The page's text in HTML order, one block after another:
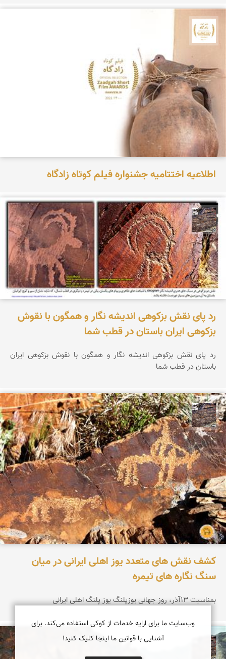
اطلاعیه اختتامیه جشنواره فیلم کوتاه زادگاه
محمد ناصری فرد
رد پای نقش بزکوهی اندیشه نگار و همگون با نقوش
بزکوهی ایران باستان در قطب شما
رد پای نقش بزکوهی اندیشه نگار و همگون با نقوش بزکوهی ایران
باستان در قطب شما
محمد ناصری فرد
کشف نقش های متعدد یوز اهلی ایرانی در میان
سنگ نگاره های تیمره
بمناسبت 13آذر، روز جهانی یوزپلنگ یوز پلنگ اهلی ایرانی
وب‌سایت ما برای ارایه خدمات از کوکی استفاده می‌کند. برای
آشنایی با قوانین ما اینجا کلیک کنید!